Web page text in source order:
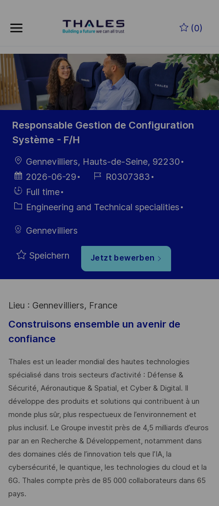
(0)
-
Responsable Gestion de Configuration
Système - F/H
Ort
Gennevilliers, Hauts-de-Seine, 92230
Datum der
Veröffentlichung
2026-06-29
Job- R0307383
Einstellunngstyp
Full time
Kategorie
Engineering and Technical specialities
Gennevilliers
Speichern Jetzt bewerben
Lieu : Gennevilliers, France
Construisons ensemble un avenir de
confiance
Thales est un leader mondial des hautes technologies
spécialisé dans trois secteurs d’activité : Défense &
Sécurité, Aéronautique & Spatial, et Cyber & Digital. Il
développe des produits et solutions qui contribuent à un
monde plus sûr, plus respectueux de l’environnement et
plus inclusif. Le Groupe investit près de 4,5 milliards d’euros
par an en Recherche & Développement, notamment dans
des domaines clés de l’innovation tels que l’IA, la
cybersécurité, le quantique, les technologies du cloud et la
6G. Thales compte près de 85 000 collaborateurs dans 65
pays. ​